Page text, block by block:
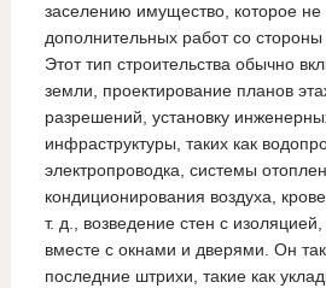
заселению имущество, которое не
дополнительных работ со
Этот тип строительства обычно
земли, проектирование планов
разрешений, установку
инфраструктуры, таких как
электропроводка, системы
кондиционирования воздуха,
т. д., возведение стен с
вместе с окнами и дверями. Он
последние штрихи, такие как